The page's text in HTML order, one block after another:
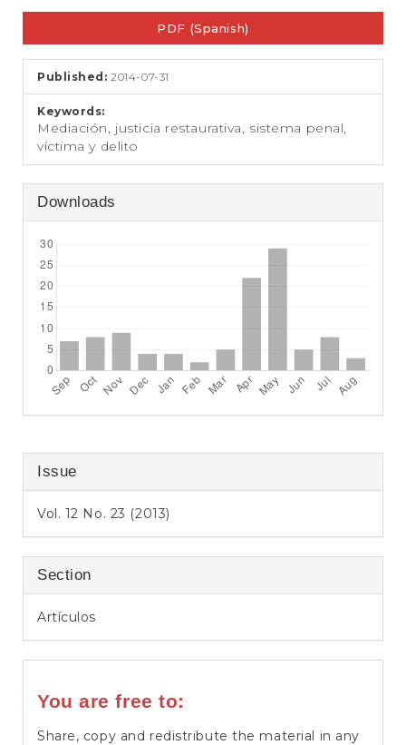
S
d
r
Article
Sidebar
PDF (Spanish)
Published:2014-07-31
Keywords:
Mediación, justicia restaurativa, sistema penal,
víctima y delito
Downloads
Issue
Vol. 12 No. 23 (2013)
Section
Artículos
You are free to:
Share, copy and redistribute the material in any